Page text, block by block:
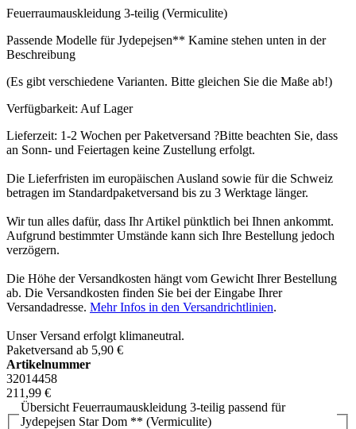
Feuerraumauskleidung 3-teilig (Vermiculite)
Passende Modelle für Jydepejsen** Kamine stehen unten in der
Beschreibung
(Es gibt verschiedene Varianten. Bitte gleichen Sie die Maße ab!)
Verfügbarkeit: Auf Lager
Lieferzeit: 1-2 Wochen per Paketversand ?Bitte beachten Sie, dass
an Sonn- und Feiertagen keine Zustellung erfolgt.
Die Lieferfristen im europäischen Ausland sowie für die Schweiz
betragen im Standardpaketversand bis zu 3 Werktage länger.
Wir tun alles dafür, dass Ihr Artikel pünktlich bei Ihnen ankommt.
Aufgrund bestimmter Umstände kann sich Ihre Bestellung jedoch
verzögern.
Die Höhe der Versandkosten hängt vom Gewicht Ihrer Bestellung
ab. Die Versandkosten finden Sie bei der Eingabe Ihrer
Versandadresse. Mehr Infos in den Versandrichtlinien.
Unser Versand erfolgt klimaneutral.
Paketversand ab 5,90 €
Artikelnummer
32014458
211,99 €
Übersicht Feuerraumauskleidung 3-teilig passend für
Jydepejsen Star Dom ** (Vermiculite)